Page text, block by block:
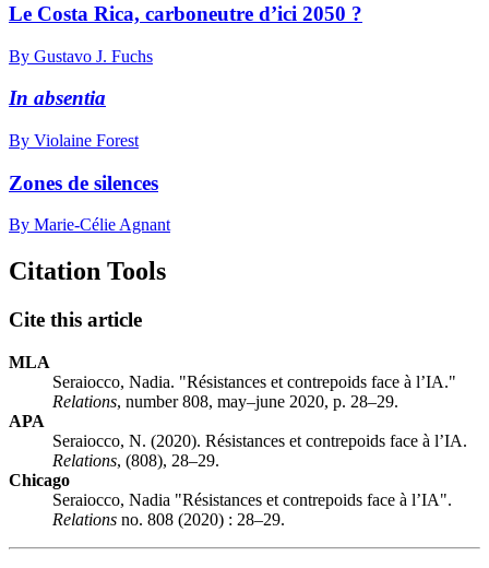
Le Costa Rica, carboneutre d’ici 2050 ?
By Gustavo J. Fuchs
In absentia
By Violaine Forest
Zones de silences
By Marie-Célie Agnant
Citation Tools
Cite this article
MLA
Seraiocco, Nadia. "Résistances et contrepoids face à l’IA."
Relations, number 808, may–june 2020, p. 28–29.
APA
Seraiocco, N. (2020). Résistances et contrepoids face à l’IA.
Relations, (808), 28–29.
Chicago
Seraiocco, Nadia "Résistances et contrepoids face à l’IA".
Relations no. 808 (2020) : 28–29.